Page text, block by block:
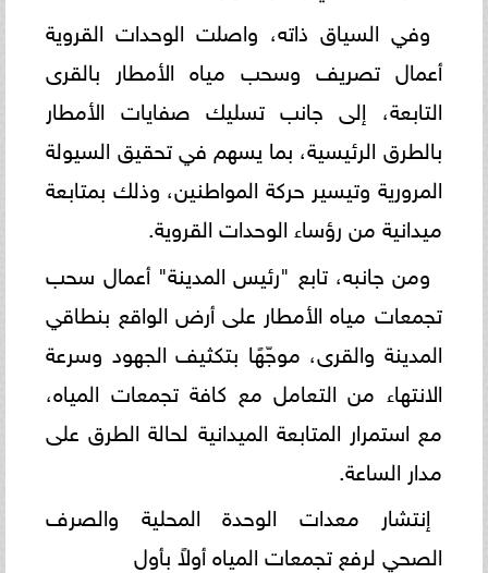
وفي السياق ذاته، واصلت الوحدات القروية
أعمال تصريف وسحب مياه الأمطار بالقرى
التابعة، إلى جانب تسليك صفايات الأمطار
بالطرق الرئيسية، بما يسهم في تحقيق السيولة
المرورية وتيسير حركة المواطنين، وذلك بمتابعة
ميدانية من رؤساء الوحدات القروية.
ومن جانبه، تابع "رئيس المدينة" أعمال سحب
تجمعات مياه الأمطار على أرض الواقع بنطاقي
المدينة والقرى، موجّهًا بتكثيف الجهود وسرعة
الانتهاء من التعامل مع كافة تجمعات المياه،
مع استمرار المتابعة الميدانية لحالة الطرق على
مدار الساعة.
إنتشار معدات الوحدة المحلية والصرف
الصحي لرفع تجمعات المياه أولاً بأول